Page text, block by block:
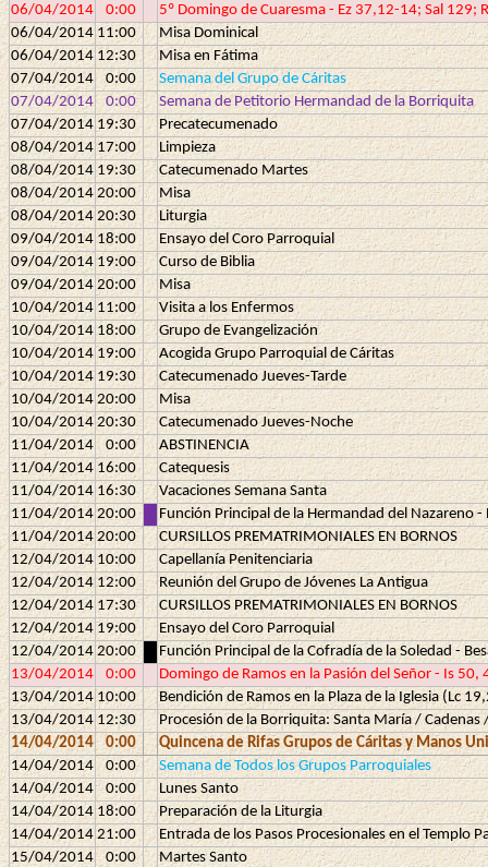
06/04/2014
0:00
5º Domingo de Cuaresma - Ez 37,12-14; Sal 129;
06/04/2014 11:00
Misa Dominical
06/04/2014 12:30
Misa en Fátima
07/04/2014
0:00
Semana del Grupo de Cáritas
07/04/2014
0:00
Semana de Petitorio Hermandad de la Borriquita
07/04/2014 19:30
Precatecumenado
08/04/2014 17:00
Limpieza
08/04/2014 19:30
Catecumenado Martes
08/04/2014 20:00
Misa
08/04/2014 20:30
Liturgia
09/04/2014 18:00
Ensayo del Coro Parroquial
09/04/2014 19:00
Curso de Biblia
09/04/2014 20:00
Misa
10/04/2014 11:00
Visita a los Enfermos
10/04/2014 18:00
Grupo de Evangelización
10/04/2014 19:00
Acogida Grupo Parroquial de Cáritas
10/04/2014 19:30
Catecumenado Jueves-Tarde
10/04/2014 20:00
Misa
10/04/2014 20:30
Catecumenado Jueves-Noche
11/04/2014
0:00
ABSTINENCIA
11/04/2014 16:00
Catequesis
11/04/2014 16:30
Vacaciones Semana Santa
11/04/2014 20:00
Función Principal de la Hermandad del Nazareno
11/04/2014 20:00
CURSILLOS PREMATRIMONIALES EN BORNOS
12/04/2014 10:00
Capellanía Penitenciaria
12/04/2014 12:00
Reunión del Grupo de Jóvenes La Antigua
12/04/2014 17:30
CURSILLOS PREMATRIMONIALES EN BORNOS
12/04/2014 19:00
Ensayo del Coro Parroquial
12/04/2014 20:00
Función Principal de la Cofradía de la Soledad -
13/04/2014
0:00
Domingo de Ramos en la Pasión del Señor - Is
13/04/2014 10:00
Bendición de Ramos en la Plaza de la Iglesia (Lc
13/04/2014 12:30
Procesión de la Borriquita: Santa María /
14/04/2014
0:00
Quincena de Rifas Grupos de Cáritas y Manos
14/04/2014
0:00
Semana de Todos los Grupos Parroquiales
14/04/2014
0:00
Lunes Santo
14/04/2014 18:00
Preparación de la Liturgia
14/04/2014 21:00
Entrada de los Pasos Procesionales en el Templo
15/04/2014
0:00
Martes Santo